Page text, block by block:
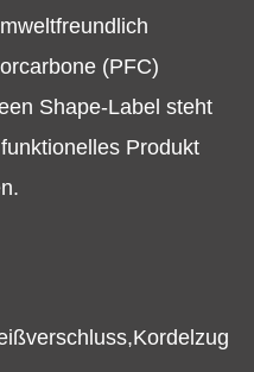
(PFC)
Shape-Label steht
Produkt